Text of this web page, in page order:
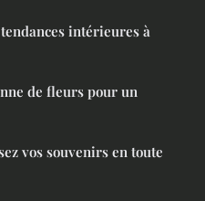
intérieures à
de fleurs pour un
vos souvenirs en toute